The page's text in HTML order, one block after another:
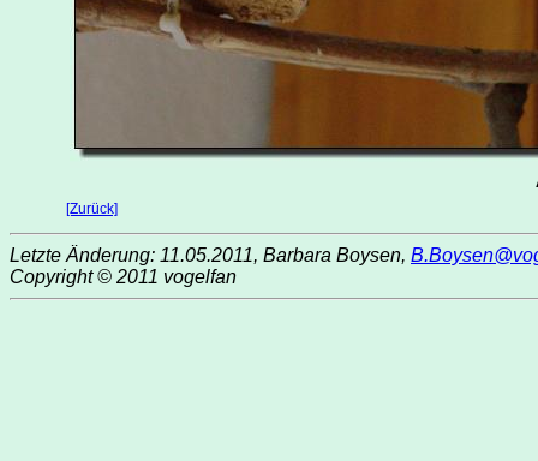
[Zurück]
Letzte Änderung: 11.05.2011, Barbara Boysen,
Copyright © 2011 vogelfan